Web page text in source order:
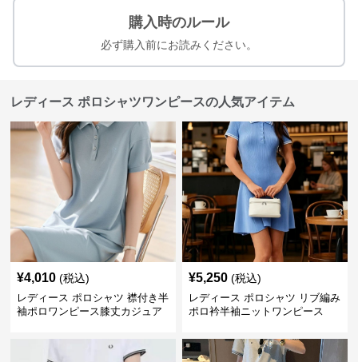
購入時のルール
必ず購入前にお読みください。
レディース ポロシャツワンピースの人気アイテム
¥4,010 (税込)
レディース ポロシャツ 襟付き半
袖ポロワンピース膝丈カジュア
¥5,250 (税込)
レディース ポロシャツ リブ編み
ポロ衿半袖ニットワンピース